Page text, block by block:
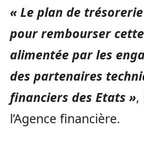
« Le plan de
pour rembourser
alimentée par les
des partenaires
financiers des Etats »,
l’Agence financière.